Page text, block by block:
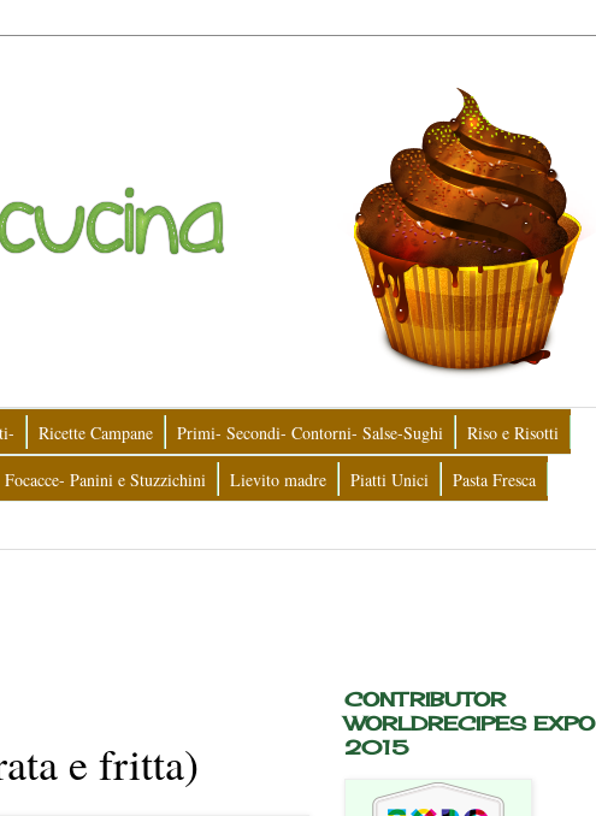
Ricette Campane Primi- Secondi- Contorni- Salse-Sughi Riso e Risotti
Focacce- Panini e Stuzzichini Lievito madre Piatti Unici Pasta Fresca
e fritta)
CONTRIBUTOR
WORLDRECIPES EXPO
2015